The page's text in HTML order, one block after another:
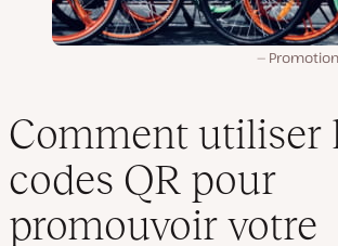
Comment utiliser
codes QR pour
promouvoir votre